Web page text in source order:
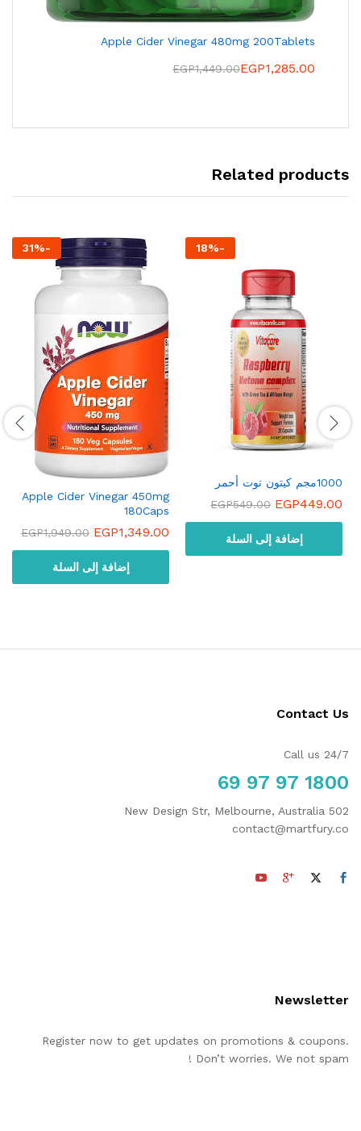
Apple Cider Vinegar 480mg 200Tablets
EGP1,285.00
EGP1,449.00
Related products
-
18%
1000مجم كيتون توت أحمر
EGP449.00
EGP549.00
إضافة إلى السلة
-
31%
Apple Cider Vinegar 450mg
180Caps
EGP1,349.00
EGP1,949.00
إضافة إلى السلة
Contact Us
Call us 24/7
1800 97 97 69
502 New Design Str, Melbourne, Australia
contact@martfury.co
Newsletter
Register now to get updates on promotions & coupons.
Don’t worries. We not spam !